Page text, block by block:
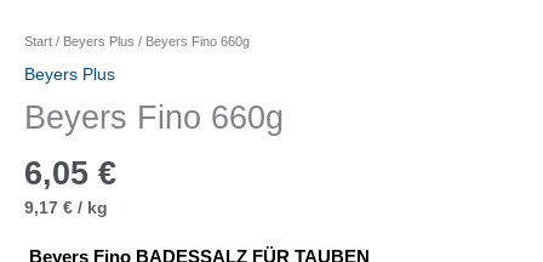
Start / Beyers Plus / Beyers Fino 660g
Beyers Plus
Beyers Fino 660g
6,05 €
9,17 € / kg
Beyers Fino BADESSALZ FÜR TAUBEN